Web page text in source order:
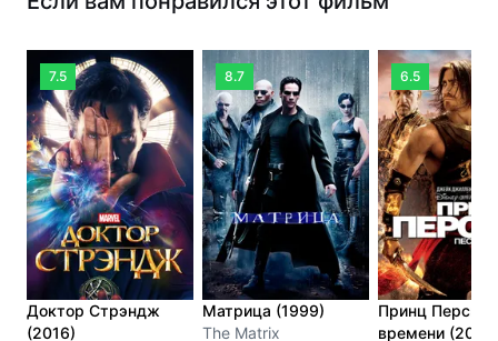
7.5
Доктор Стрэндж
(2016)
8.7
Матрица (1999)
The Matrix
6.5
Принц Персии:
времени (2010)